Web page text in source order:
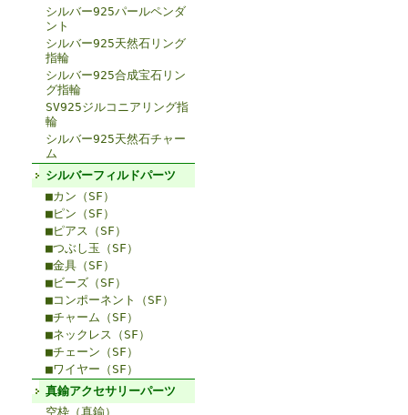
シルバー925パールペンダ
ント
シルバー925天然石リング
指輪
シルバー925合成宝石リン
グ指輪
SV925ジルコニアリング指
輪
シルバー925天然石チャー
ム
シルバーフィルドパーツ
■カン（SF）
■ピン（SF）
■ピアス（SF）
■つぶし玉（SF）
■金具（SF）
■ビーズ（SF）
■コンポーネント（SF）
■チャーム（SF）
■ネックレス（SF）
■チェーン（SF）
■ワイヤー（SF）
真鍮アクセサリーパーツ
空枠（真鍮）